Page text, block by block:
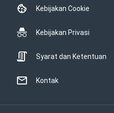
Kebijakan Cookie
Kebijakan Privasi
Syarat dan Ketentuan
Kontak